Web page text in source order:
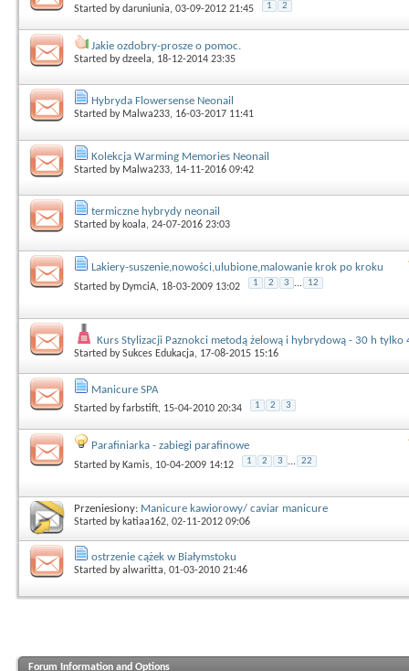
Started bydaruniunia, 03-09-2012 21:45 1 2
Jakie ozdobry-prosze o pomoc.
Started bydzeela, 18-12-2014 23:35
Hybryda Flowersense Neonail
Started by Malwa233, 16-03-2017 11:41
Kolekcja Warming Memories Neonail
Started by Malwa233, 14-11-2016 09:42
termiczne hybrydy neonail
Started by koala, 24-07-2016 23:03
Lakiery-suszenie,nowości,ulubione,malowanie krok po kroku
Started by DymciA, 18-03-2009 13:02 1 2 3 ... 12
Kurs Stylizacji Paznokci metodą żelową i hybrydową - 30 h tylko
Started bySukces Edukacja, 17-08-2015 15:16
Manicure SPA
Started byfarbstift, 15-04-2010 20:34 1 2 3
Parafiniarka - zabiegi parafinowe
Started by Kamis, 10-04-2009 14:12 1 2 3 ... 22
Przeniesiony: Manicure kawiorowy/ caviar manicure
Started by katiaa162, 02-11-2012 09:06
ostrzenie cążek w Białymstoku
Started byalwaritta, 01-03-2010 21:46
Forum Information and Options